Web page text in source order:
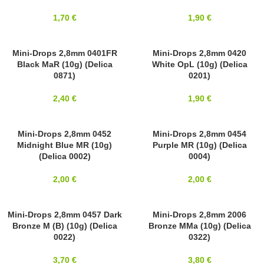
1,70 € 1,90 €
2,8MM
MIYUKI
Mini-Drops 2,8mm 0401FR
Black MaR (10g) (Delica
0871)
2,40 €
2,8MM
MIYUKI
Mini-Drops 2,8mm 0420
White OpL (10g) (Delica
0201)
1,90 €
2,8MM
MIYUKI
Mini-Drops 2,8mm 0452
Midnight Blue MR (10g)
(Delica 0002)
2,00 €
2,8MM
MIYUKI
Mini-Drops 2,8mm 0454
Purple MR (10g) (Delica
0004)
2,00 €
2,8MM
MIYUKI
Mini-Drops 2,8mm 0457 Dark
Bronze M (B) (10g) (Delica
0022)
3,70 €
2,8MM
MIYUKI
Mini-Drops 2,8mm 2006
Bronze MMa (10g) (Delica
0322)
3,80 €